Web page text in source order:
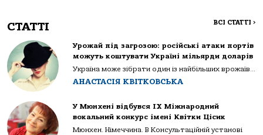
СТАТТІ ВСІ СТАТТІ >
Урожай під загрозою: російські атаки портів
можуть коштувати Україні мільярди доларів
Україна може зібрати один із найбільших врожаїв...
АНАСТАСІЯ КВІТКОВСЬКА
У Мюнхені відбувся IX Міжнародний
вокальний конкурс імені Квітки Цісик
Мюнхен. Німеччина. В Консультаційній установі